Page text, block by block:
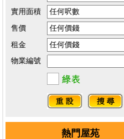
實用面積
售價
租金
物業編號
熱門屋苑